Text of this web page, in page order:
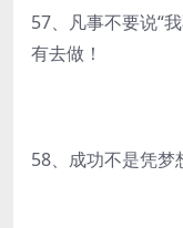
57、凡事不要说“
有去做！
58、成功不是凭梦